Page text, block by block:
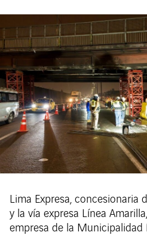
Lima Expresa, concesionaria
y la vía expresa Línea
empresa de la